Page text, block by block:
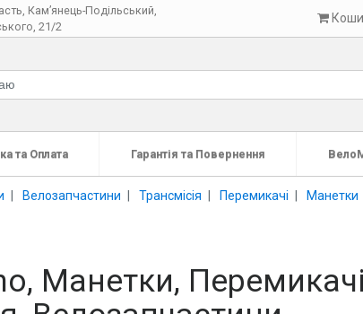
Кам’янець-Подільський
21/2
та Оплата Гарантія та Повернення
Велозапчастини Трансмісія Перемикачі
Манетки
Манетки,